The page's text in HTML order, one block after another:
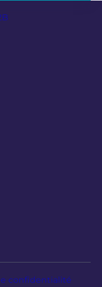
confidentialité